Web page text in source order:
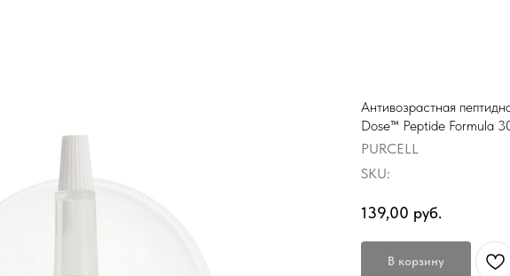
Антивозрастная
Dose™ Peptide Formula
PURCELL
SKU:
139,00 руб.
В корзину